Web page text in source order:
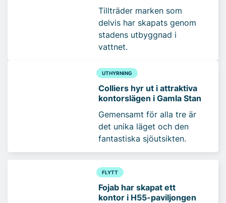
Tillträder marken som
delvis har skapats genom
stadens utbyggnad i
vattnet.
UTHYRNING
Colliers hyr ut i attraktiva
kontorslägen i Gamla Stan
Gemensamt för alla tre är
det unika läget och den
fantastiska sjöutsikten.
FLYTT
Fojab har skapat ett
kontor i H55-paviljongen